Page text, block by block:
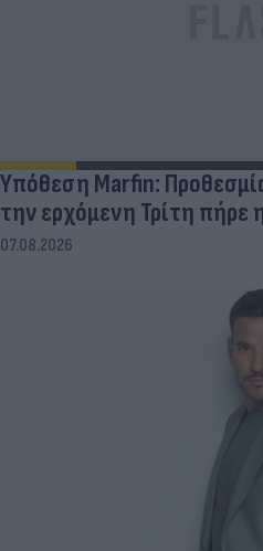
Υπόθεση Marfin:
την ερχόμενη Τρίτη πήρε
07.08.2026